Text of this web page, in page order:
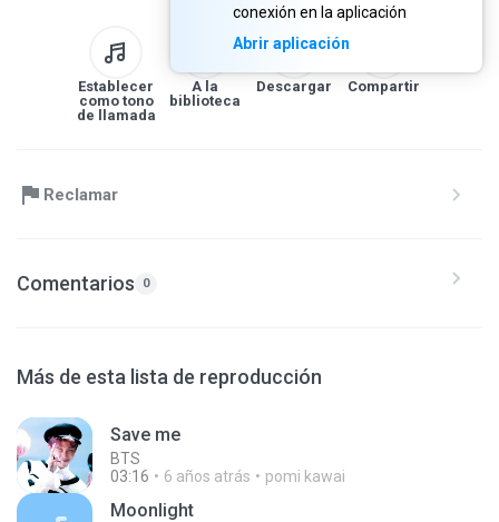
conexión en la aplicación
Abrir aplicación
Establecer
como tono
de llamada
A la
biblioteca
Descargar Compartir
Reclamar
Comentarios 0
Más de esta lista de reproducción
Save me
BTS
03:16
6 años atrás pomi kawai
Moonlight